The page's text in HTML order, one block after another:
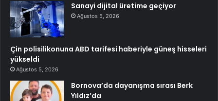
Sanayi dijital üretime geçiyor
Ağustos 5, 2026
Çin polisilikonuna ABD tarifesi haberiyle güneş hisseleri
yükseldi
Ağustos 5, 2026
Bornova’da dayanışma sırası Berk
Yıldız’da